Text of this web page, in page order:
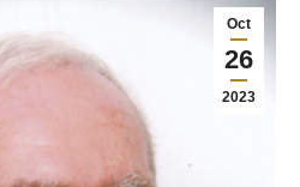
Oct
26
2023